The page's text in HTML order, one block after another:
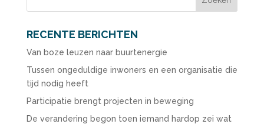
RECENTE BERICHTEN
Van boze leuzen naar buurtenergie
Tussen ongeduldige inwoners en een organisatie die
tijd nodig heeft
Participatie brengt projecten in beweging
De verandering begon toen iemand hardop zei wat